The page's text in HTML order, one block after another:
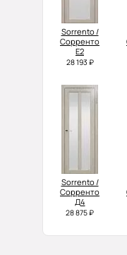
Sorrento /
Сорренто
Е2
28 193 ₽
Sorrento /
Сорренто
Д4
28 875 ₽